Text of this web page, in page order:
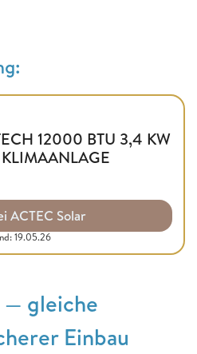
12000 BTU 3,4 KW
ACTEC Solar
19.05.26
gleiche
Einbau